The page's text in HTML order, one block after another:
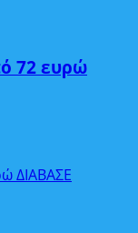
72 ευρώ
ΔΙΑΒΑΣΕ